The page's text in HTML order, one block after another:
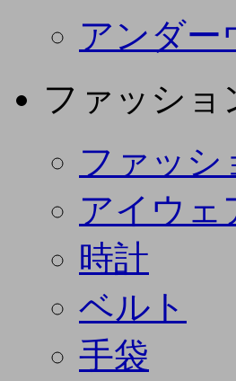
アンダー
ファッショ
ファッシ
アイウェ
時計
ベルト
手袋